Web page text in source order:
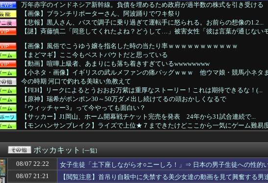
万年赤字のインドネシア新幹線。負債を埋めるため政府が過半数の株式を引き受ける
【画像】ブランチリポーターさん、阿波踊りでワキ祭り
【悲報】黒人さん、バスで調子に乗り過ぎて運転手に怒られる。お前らの想像の1.2...
【謎】斉藤慎二「同意してくれたよね？どうして…」被害女性「彼は言葉が通じない
【画像】風俗でこうゆう嬢を指名した時の当たり率ｗｗｗｗｗｗｗｗｗｗｗ
【まどマギ】ここ今もベストバウトだと思っている
【動画】喧嘩上級者、あまりにも落ち着きすぎているwwwwwwww
【小ネタ・画像】イギリスの武ルメファンの痛バッグｗｗｗ 他ウマ娘・競馬小ネタ
今の時期 河口で釣れる美味い魚教えて
【FEH】リークによるとうおおお万紫は重厚なストーリー！これは期待できるな！(...
【原神】瑞希がポンポン30～50万ダメ出し続けてるの頭おかしくなるで
『ウィッチャー3』って今やっても面白い？
【サッカー】J1岡山、ホーム開幕戦チケット完売を発表 24年から31試合連続で...
【モンハンサンブレイク】ライズで上位★７まできたけどここから一気にゲーム難易
【悲報】女に手を出したら人生詰んだｗｗｗｗｗｗｗｗｗｗwwww
先生の彼女になる！
【悲報】女子アナ「男と話してる時、胸見てるのすぐわかる」←これマジ？ｗｗｗｗ
【勝ち】DeNAファン集合
何回見ても面白い映画
ポッカキット [一覧]
08/07 22:22
女子生徒「土下座しながらオ○ニーしろ！」⇒ 日本の男子生徒への性的
08/07 21:21
【閲覧注意】首吊り自殺中に失禁する美少女達の動画を見て興奮する